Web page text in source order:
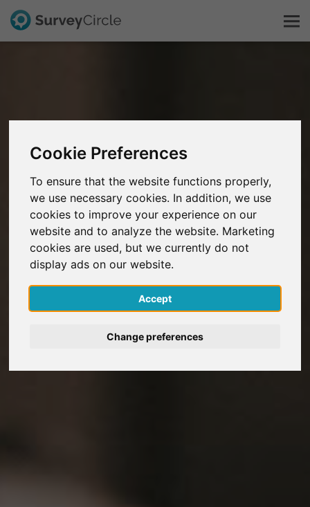
Cookie Preferences
To ensure that the website functions properly,
we use necessary cookies. In addition, we use
cookies to improve your experience on our
website and to analyze the website. Marketing
cookies are used, but we currently do not
display ads on our website.
Accept
Change preferences
Scopri la ricerca
FAQ
Registrati gratis
Accedi
English
Deutsch
Nederlands